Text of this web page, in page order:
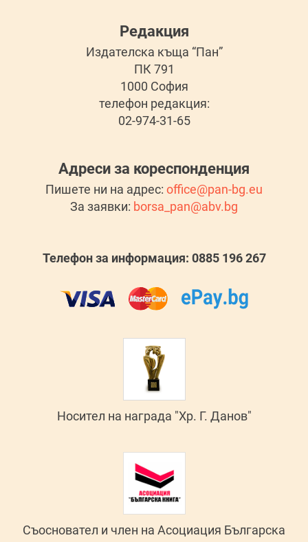
Редакция
Издателска къща “Пан”
ПК 791
1000 София
телефон редакция:
02-974-31-65
Адреси за кореспонденция
Пишете ни на адрес: office@pan-bg.eu
За заявки: borsa_pan@abv.bg
Телефон за информация: 0885 196 267
Носител на награда "Хр. Г. Данов"
Съосновател и член на Асоциация Българска